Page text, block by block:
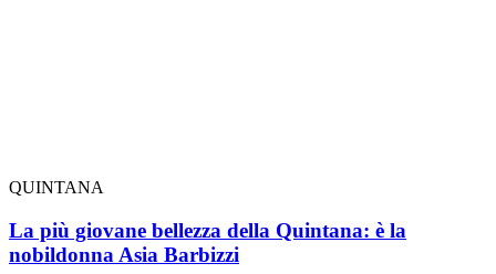
QUINTANA
La più giovane bellezza della Quintana: è la
nobildonna Asia Barbizzi